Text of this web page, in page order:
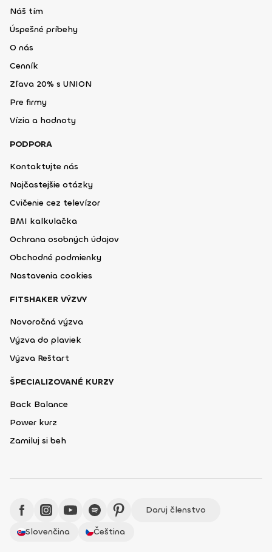
Náš tím
Úspešné príbehy
O nás
Cenník
Zľava 20% s UNION
Pre firmy
Vízia a hodnoty
PODPORA
Kontaktujte nás
Najčastejšie otázky
Cvičenie cez televízor
BMI kalkulačka
Ochrana osobných údajov
Obchodné podmienky
Nastavenia cookies
FITSHAKER VÝZVY
Novoročná výzva
Výzva do plaviek
Výzva Reštart
ŠPECIALIZOVANÉ KURZY
Back Balance
Power kurz
Zamiluj si beh
Daruj členstvo
Slovenčina
Čeština